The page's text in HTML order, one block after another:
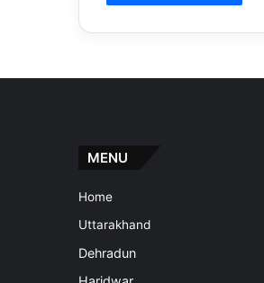
MENU
Home
Uttarakhand
Dehradun